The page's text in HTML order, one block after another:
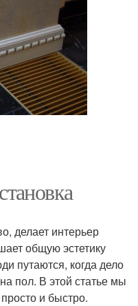
делает интерьер
общую эстетику
путаются, когда дело
пол. В этой статье мы
и быстро.